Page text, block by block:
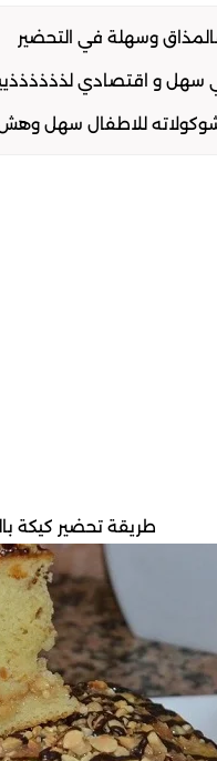
وسهلة في التحضير
سهل و اقتصادي
للاطفال سهل وهش
طريقة تحضير كيكة